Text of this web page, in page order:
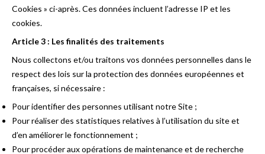
Cookies » ci-après. Ces données incluent l’adresse IP et les
cookies.
Article 3 : Les finalités des traitements
Nous collectons et/ou traitons vos données personnelles dans le
respect des lois sur la protection des données européennes et
françaises, si nécessaire :
Pour identifier des personnes utilisant notre Site ;
Pour réaliser des statistiques relatives à l’utilisation du site et
d’en améliorer le fonctionnement ;
Pour procéder aux opérations de maintenance et de recherche